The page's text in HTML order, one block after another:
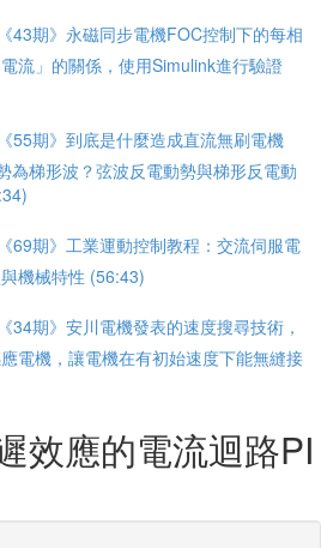
43期》永磁同步電機FOC控制下的每相
電流」的關係，使用Simulink進行驗證
55期》到底是什麼造成直流無刷電機
為梯形波？弦波反電動勢與梯形反電動
69期》工業運動控制教程：交流伺服電
機械特性 (56:43)
34期》安川電機發表的速度搜尋技術，
電機，讓電機在有初始速度下能無縫接
效應的電流迴路PI